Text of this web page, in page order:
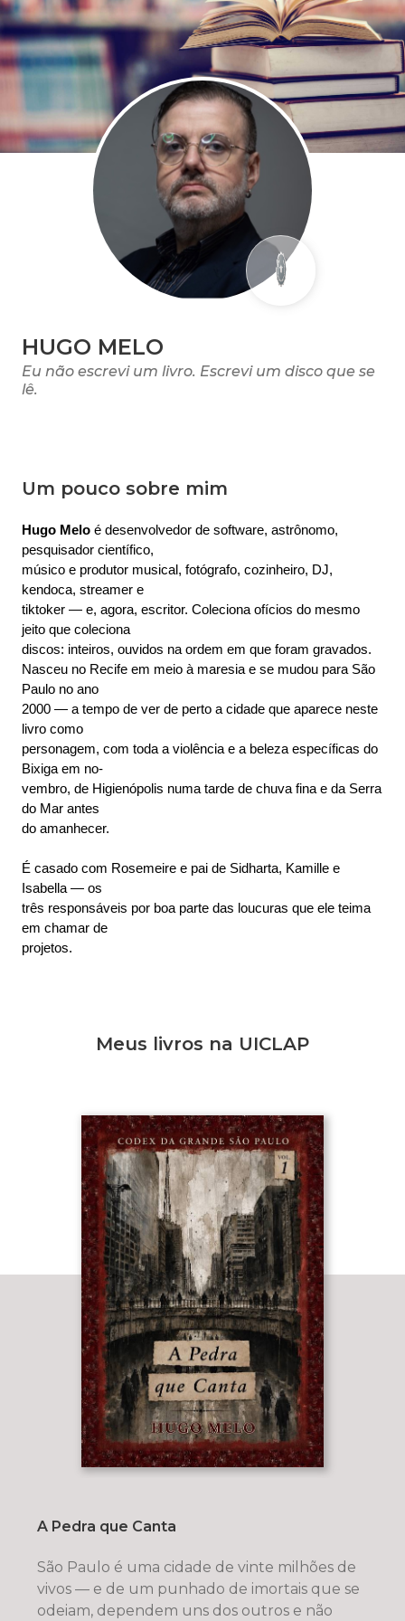
HUGO MELO
Eu não escrevi um livro. Escrevi um disco que se
lê.
Um pouco sobre mim
Hugo Melo é desenvolvedor de software, astrônomo,
pesquisador científico,
músico e produtor musical, fotógrafo, cozinheiro, DJ,
kendoca, streamer e
tiktoker — e, agora, escritor. Coleciona ofícios do mesmo
jeito que coleciona
discos: inteiros, ouvidos na ordem em que foram gravados.
Nasceu no Recife em meio à maresia e se mudou para São
Paulo no ano
2000 — a tempo de ver de perto a cidade que aparece neste
livro como
personagem, com toda a violência e a beleza específicas do
Bixiga em no-
vembro, de Higienópolis numa tarde de chuva fina e da Serra
do Mar antes
do amanhecer.
É casado com Rosemeire e pai de Sidharta, Kamille e
Isabella — os
três responsáveis por boa parte das loucuras que ele teima
em chamar de
projetos.
Meus livros na UICLAP
A Pedra que Canta
São Paulo é uma cidade de vinte milhões de
vivos — e de um punhado de imortais que se
odeiam, dependem uns dos outros e não